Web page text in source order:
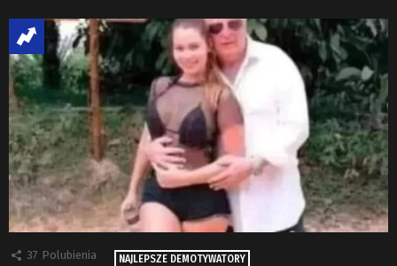
37 Polubienia NAJLEPSZE DEMOTYWATORY